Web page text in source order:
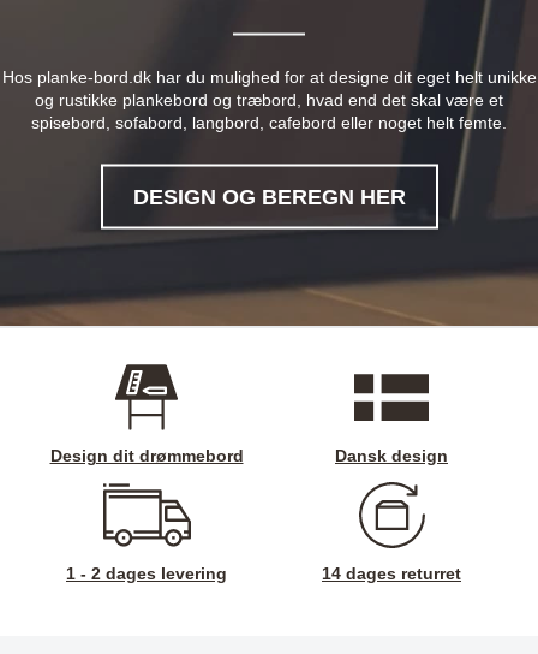
Hos planke-bord.dk har du mulighed for at designe dit eget helt unikke
og rustikke plankebord og træbord, hvad end det skal være et
spisebord, sofabord, langbord, cafebord eller noget helt femte.
DESIGN OG BEREGN HER
Design dit drømmebord Dansk design
1 - 2 dages levering 14 dages returret